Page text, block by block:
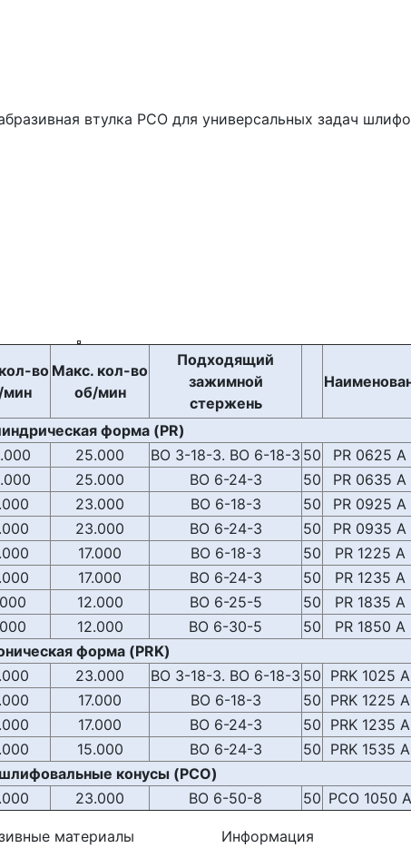
втулка PCO для универсальных задач
во
мин
Макс. кол-во
об/мин
Подходящий
зажимной
стержень
форма (PR)
25.000 BO 3-18-3. BO 6-18-3 50
PR 0625
25.000 BO 6-24-3 50
PR 0635
23.000 BO 6-18-3 50
PR 0925
23.000 BO 6-24-3 50
PR 0935
17.000 BO 6-18-3 50
PR 1225
17.000 BO 6-24-3 50
PR 1235
12.000 BO 6-25-5 50
PR 1835
12.000 BO 6-30-5 50
PR 1850
форма (PRK)
23.000 BO 3-18-3. BO 6-18-3 50 PRK 1025
17.000 BO 6-18-3 50 PRK 1225
17.000 BO 6-24-3 50 PRK 1235
15.000 BO 6-24-3 50 PRK 1535
конусы (PCO)
23.000 BO 6-50-8 50 PCO 1050
материалы Информация